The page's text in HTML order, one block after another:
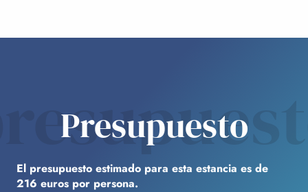
Presupuesto
El presupuesto estimado para esta estancia es de
216 euros por persona.